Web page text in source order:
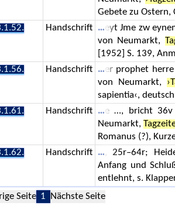
Gebete zu
Handschrift
eyt Jme zw
von Neumarkt,
[1952] S. 139,
Handschrift
er prophet
von Neumarkt,
sapientia‹,
Handschrift
e …, bricht 36v
Neumarkt,
Romanus (?),
Handschrift
, 25r–64r;
Anfang und
entlehnt, s.
Seite 1 Nächste Seite